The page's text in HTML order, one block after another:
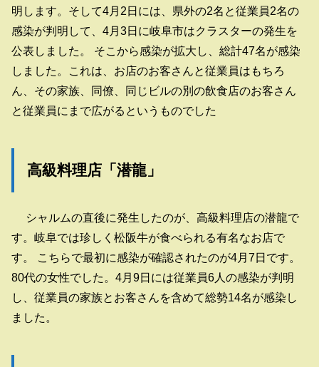
明します。そして4月2日には、県外の2名と従業員2名の
感染が判明して、4月3日に岐阜市はクラスターの発生を
公表しました。 そこから感染が拡大し、総計47名が感染
しました。これは、お店のお客さんと従業員はもちろ
ん、その家族、同僚、同じビルの別の飲食店のお客さん
と従業員にまで広がるというものでした
高級料理店「潜龍」
シャルムの直後に発生したのが、高級料理店の潜龍で
す。岐阜では珍しく松阪牛が食べられる有名なお店で
す。 こちらで最初に感染が確認されたのが4月7日です。
80代の女性でした。4月9日には従業員6人の感染が判明
し、従業員の家族とお客さんを含めて総勢14名が感染し
ました。